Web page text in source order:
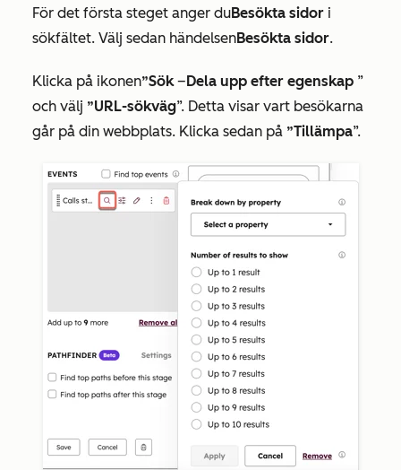
För det första steget anger duBesökta sidor i
sökfältet. Välj sedan händelsenBesökta sidor.
Klicka på ikonen”Sök–Dela upp efter egenskap ”
och välj ”URL-sökväg”. Detta visar vart besökarna
går på din webbplats. Klicka sedan på ”Tillämpa”.